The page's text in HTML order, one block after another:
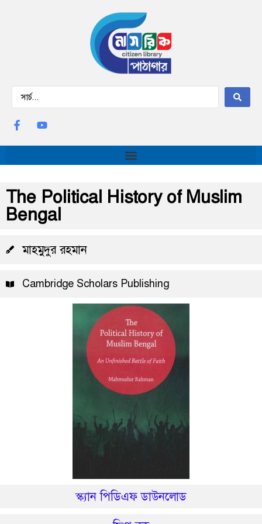
The Political History of Muslim
Bengal
মাহমুদুর রহমান
Cambridge Scholars Publishing
স্ক্যান পিডিএফ ডাউনলোড